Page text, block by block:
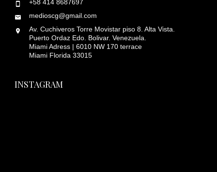
+58 414 8687697
medioscg@gmail.com
Av. Cuchiveros Torre Movistar piso 8. Alta Vista.
Puerto Ordaz Edo. Bolivar. Venezuela.
Miami Adress | 6010 NW 170 terrace
Miami Florida 33015
INSTAGRAM